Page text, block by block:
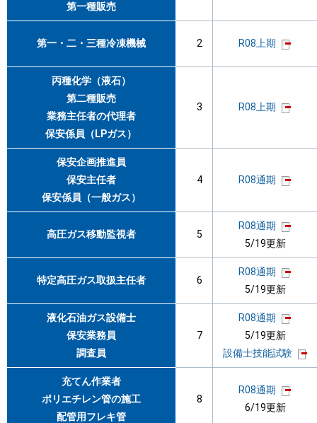
第一種販売
第一・二・三種冷凍機械 2 R08上期
丙種化学（液石）
第二種販売
業務主任者の代理者
保安係員（LPガス）
3 R08上期
保安企画推進員
保安主任者
保安係員（一般ガス）
4 R08通期
高圧ガス移動監視者 5
R08通期
5/19更新
特定高圧ガス取扱主任者 6
R08通期
5/19更新
液化石油ガス設備士
保安業務員
調査員
7
R08通期
5/19更新
設備士技能試験
充てん作業者
ポリエチレン管の施工
配管用フレキ管
8
R08通期
6/19更新